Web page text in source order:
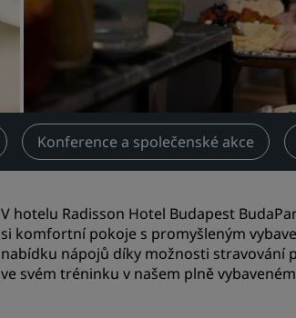
Jídlo
Konference a společenské akce
V hotelu Radisson Hotel Budapest
si komfortní pokoje s promyšleným
nabídku nápojů díky možnosti stravování
ve svém tréninku v našem plně